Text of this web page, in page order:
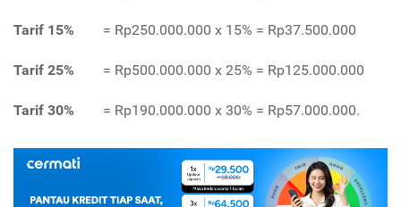
Tarif 15% = Rp250.000.000 x 15% = Rp37.500.000
Tarif 25% = Rp500.000.000 x 25% = Rp125.000.000
Tarif 30% = Rp190.000.000 x 30% = Rp57.000.000.